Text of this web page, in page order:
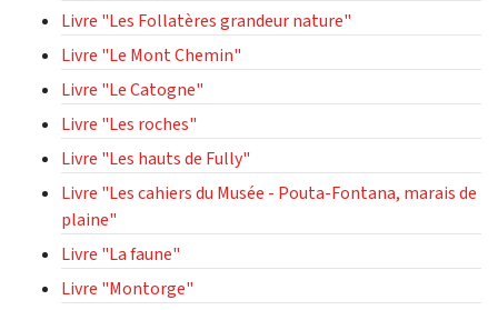
Livre "Les Follatères grandeur nature"
Livre "Le Mont Chemin"
Livre "Le Catogne"
Livre "Les roches"
Livre "Les hauts de Fully"
Livre "Les cahiers du Musée - Pouta-Fontana, marais de
plaine"
Livre "La faune"
Livre "Montorge"